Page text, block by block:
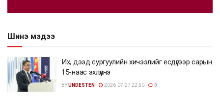
Шинэ мэдээ
Их, дээд сургуулийн хичээлийг есдүгээр сарын
15-наас эхлүүлнэ
BYUNDESTEN 2026-07-27 22:50 0